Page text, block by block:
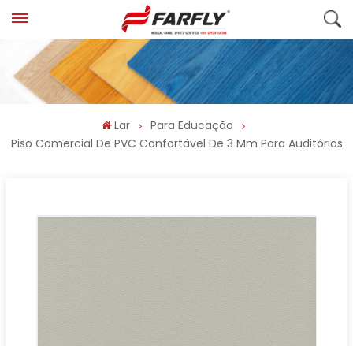
Lar
Para Educação
Piso Comercial De PVC Confortável De 3 Mm Para Auditórios